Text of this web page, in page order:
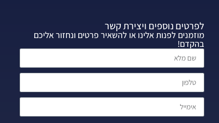
לפרטים נוספים ויצירת קשר
מוזמנים לפנות אלינו או להשאיר פרטים ונחזור אליכם
בהקדם!